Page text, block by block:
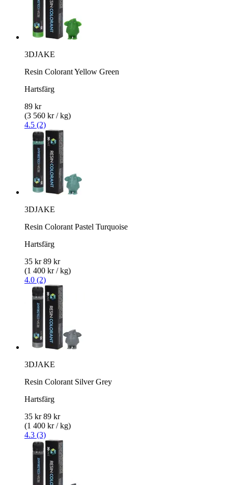
3DJAKE
Resin Colorant Yellow Green
Hartsfärg
89 kr
(3 560 kr / kg)
4.5 (2)
3DJAKE
Resin Colorant Pastel Turquoise
Hartsfärg
35 kr 89 kr
(1 400 kr / kg)
4.0 (2)
3DJAKE
Resin Colorant Silver Grey
Hartsfärg
35 kr 89 kr
(1 400 kr / kg)
4.3 (3)